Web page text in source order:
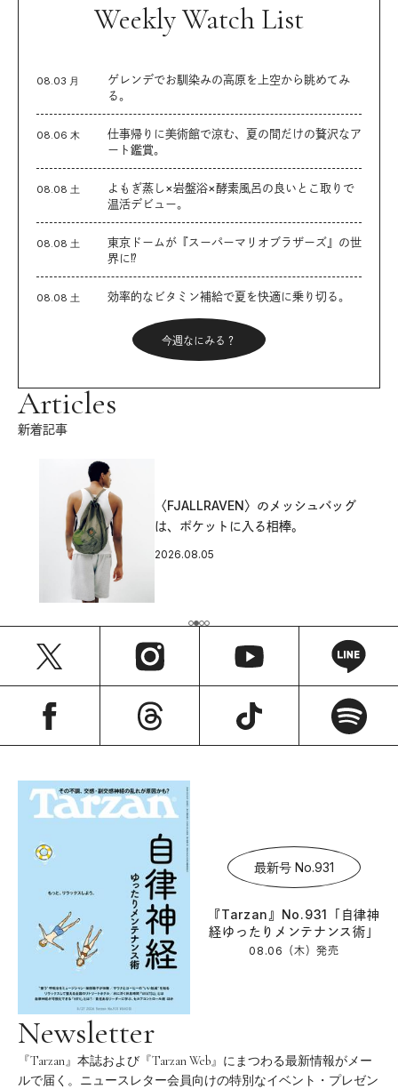
Weekly Watch List
08.03 月
ゲレンデでお馴染みの高原を上空から眺めてみ
る。
08.06 木
仕事帰りに美術館で涼む、夏の間だけの贅沢なア
ート鑑賞。
08.08 土
よもぎ蒸し×岩盤浴×酵素風呂の良いとこ取りで
温活デビュー。
08.08 土
東京ドームが『スーパーマリオブラザーズ』の世
界に⁉︎
08.08 土 効率的なビタミン補給で夏を快適に乗り切る。
今週なにみる？
Articles
新着記事
〈FJALLRAVEN〉のメッシュバッグ
は、ポケットに入る相棒。
2026.08.05
最新号 No.931
『Tarzan』No.931「自律神
経ゆったりメンテナンス術」
08.06（木）発売
Newsletter
『Tarzan』本誌および『Tarzan Web』にまつわる最新情報がメー
ルで届く。ニュースレター会員向けの特別なイベント・プレゼン